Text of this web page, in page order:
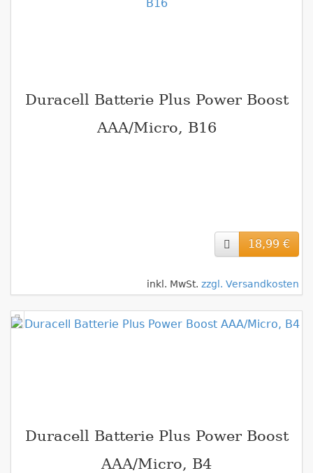
Duracell Batterie Plus Power Boost
AAA/Micro, B16
18,99 €
inkl. MwSt. zzgl. Versandkosten
Duracell Batterie Plus Power Boost
AAA/Micro, B4